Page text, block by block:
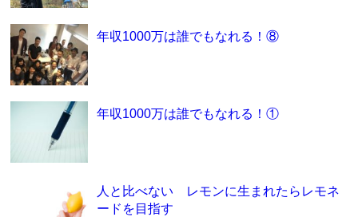
年収1000万は誰でもなれる！⑧
年収1000万は誰でもなれる！①
人と比べない レモンに生まれたらレモネ
ードを目指す